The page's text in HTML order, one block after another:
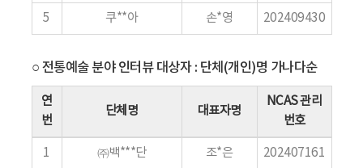
5 쿠**아 손*영 202409430
○ 전통예술 분야 인터뷰 대상자 : 단체(개인)명 가나다순
연
번
단체명 대표자명
NCAS 관리
번호
1 ㈜백***단 조*은 202407161